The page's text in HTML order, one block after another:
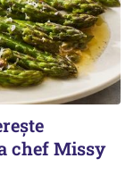
chef Missy